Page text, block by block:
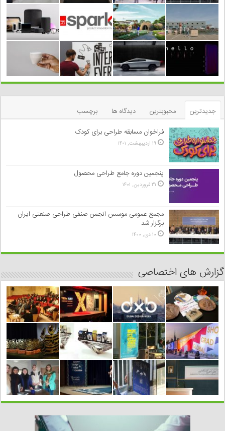
جدیدترین محبوبترین دیدگاه ها
برچسب
فراخوان مسابقه طراحی برای کودک
۱۹ اردیبهشت, ۱۴۰۱
پنجمین دوره جامع طراحی محصول
۳۱ فروردین, ۱۴۰۱
مجمع عمومی موسس انجمن صنفی طراحی صنعتی ایران
برگزار شد
۱۰ دی, ۱۴۰۰
گزارش های اختصاصی